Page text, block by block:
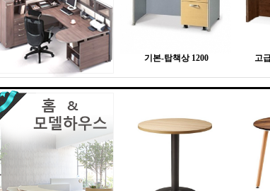
기본-탑책상 1200 고